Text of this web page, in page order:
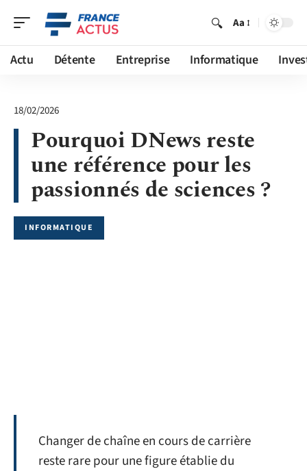
Aa
Actu Détente Entreprise Informatique
18/02/2026
Pourquoi DNews reste
une référence pour les
passionnés de sciences ?
INFORMATIQUE
Changer de chaîne en cours de carrière
reste rare pour une figure établie du